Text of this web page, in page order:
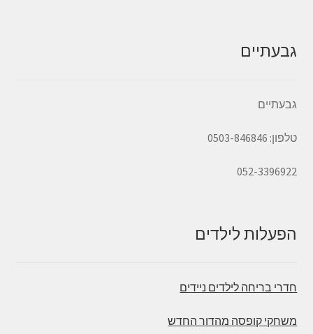
גבעתיים
גבעתיים
טלפון: 0503-846846
052-3396922
הפעלות לילדים
חדרי בריחה לילדים ניידים
משחקי קופסה מהדור החדש